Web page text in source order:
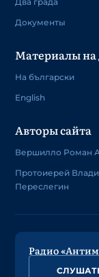
Документы
Материалы на
На български
English
Авторы сайта
Вершилло Роман
Протоиерей
Переслегин
Радио